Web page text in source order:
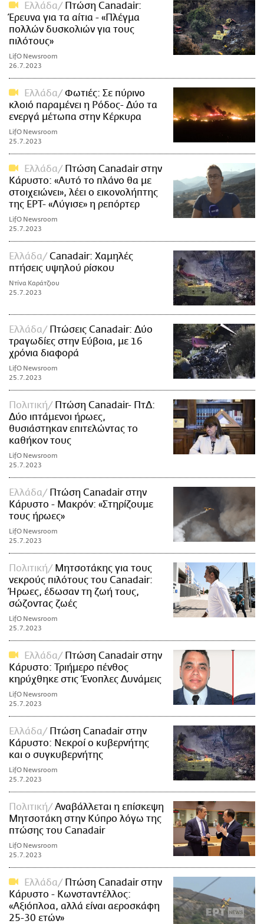
Ελλάδα
Πτώση Canadair:
Έρευνα για τα αίτια - «Πλέγμα
πολλών δυσκολιών για τους
πιλότους»
LifO Newsroom
26.7.2023
Ελλάδα
Φωτιές: Σε πύρινο
κλοιό παραμένει η Ρόδος- Δύο τα
ενεργά μέτωπα στην Κέρκυρα
LifO Newsroom
25.7.2023
Ελλάδα
Πτώση Canadair στην
Κάρυστο: «Αυτό το πλάνο θα με
στοιχειώνει», λέει ο εικονολήπτης
της ΕΡΤ- «Λύγισε» η ρεπόρτερ
LifO Newsroom
25.7.2023
Ελλάδα
Canadair: Xαμηλές
πτήσεις υψηλού ρίσκου
Ντίνα Καράτζιου
25.7.2023
Ελλάδα
Πτώσεις Canadair: Δύο
τραγωδίες στην Εύβοια, με 16
χρόνια διαφορά
LifO Newsroom
25.7.2023
Πολιτική
Πτώση Canadair- ΠτΔ:
Δύο ιπτάμενοι ήρωες,
θυσιάστηκαν επιτελώντας το
καθήκον τους
LifO Newsroom
25.7.2023
Ελλάδα
Πτώση Canadair στην
Κάρυστο - Μακρόν: «Στηρίζουμε
τους ήρωες»
LifO Newsroom
25.7.2023
Πολιτική
Μητσοτάκης για τους
νεκρούς πιλότους του Canadair:
Ήρωες, έδωσαν τη ζωή τους,
σώζοντας ζωές
LifO Newsroom
25.7.2023
Ελλάδα
Πτώση Canadair στην
Κάρυστο: Τριήμερο πένθος
κηρύχθηκε στις Ένοπλες Δυνάμεις
LifO Newsroom
25.7.2023
Ελλάδα
Πτώση Canadair στην
Κάρυστο: Νεκροί ο κυβερνήτης
και ο συγκυβερνήτης
LifO Newsroom
25.7.2023
Πολιτική
Αναβάλλεται η επίσκεψη
Μητσοτάκη στην Κύπρο λόγω της
πτώσης του Canadair
LifO Newsroom
25.7.2023
Ελλάδα
Πτώση Canadair στην
Κάρυστο - Κωνσταντέλλος:
«Aξιόπλοα, αλλά είναι αεροσκάφη
25-30 ετών»